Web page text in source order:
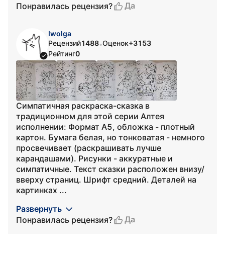
Понравилась рецензия?
Да
Iwolga
Рецензий1488•Оценок+3153
Рейтинг0
Симпатичная раскраска-сказка в
традиционном для этой серии Алтея
исполнении: Формат А5, обложка - плотный
картон. Бумага белая, но тонковатая - немного
просвечивает (раскрашивать лучше
карандашами). Рисунки - аккуратные и
симпатичные. Текст сказки расположен внизу/
вверху страниц. Шрифт средний. Деталей на
картинках ...
Развернуть
Понравилась рецензия?
Да